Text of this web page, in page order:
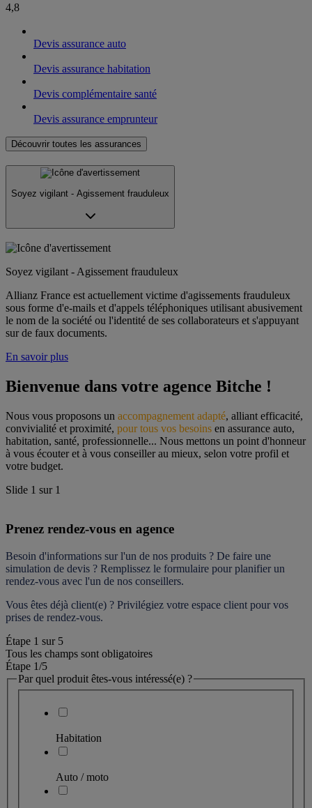
4,8
Devis assurance auto
Devis assurance habitation
Devis complémentaire santé
Devis assurance emprunteur
Découvrir toutes les assurances
Soyez vigilant - Agissement frauduleux
Soyez vigilant - Agissement frauduleux
Allianz France est actuellement victime d'agissements frauduleux
sous forme d'e-mails et d'appels téléphoniques utilisant abusivement
le nom de la société ou l'identité de ses collaborateurs et s'appuyant
sur de faux documents.
En savoir plus
Bienvenue dans votre agence Bitche !
Nous vous proposons un accompagnement adapté, alliant efficacité,
convivialité et proximité, pour tous vos besoins en assurance auto,
habitation, santé, professionnelle... Nous mettons un point d'honneur
à vous écouter et à vous conseiller au mieux, selon votre profil et
votre budget.
Slide 1 sur 1
Prenez rendez-vous en agence
Besoin d'informations sur l'un de nos produits ? De faire une
simulation de devis ? Remplissez le formulaire pour planifier un
rendez-vous avec l'un de nos conseillers.
Vous êtes déjà client(e) ? Privilégiez votre espace client pour vos
prises de rendez-vous.
Étape 1 sur 5
Tous les champs sont obligatoires
Étape 1/5
Par quel produit êtes-vous intéressé(e) ?
Habitation
Auto / moto